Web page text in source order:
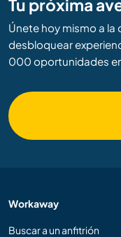
Tu próxima
Únete hoy mismo a
desbloquear
000 oportunidades
Workaway
Buscar a un anfitrión